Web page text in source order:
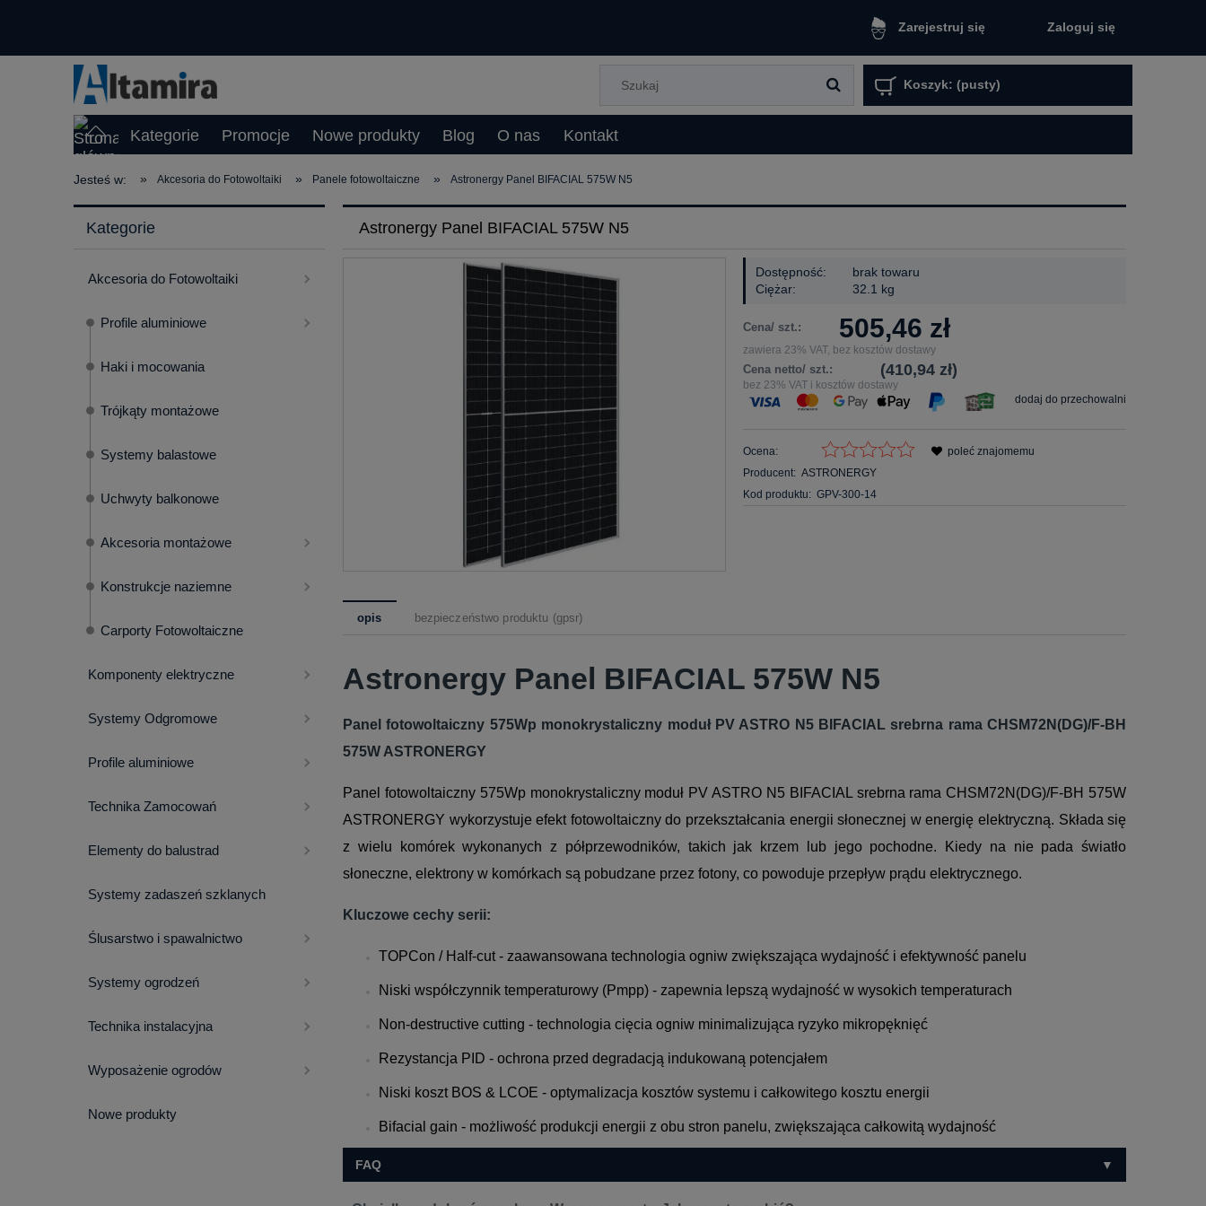
Zarejestruj się Zaloguj się
Koszyk: (pusty)
Kategorie Promocje Nowe produkty Blog O nas Kontakt
Jesteś w: » Akcesoria do Fotowoltaiki » Panele fotowoltaiczne » Astronergy Panel BIFACIAL 575W N5
Kategorie
Akcesoria do Fotowoltaiki
Profile aluminiowe
Haki i mocowania
Trójkąty montażowe
Systemy balastowe
Uchwyty balkonowe
Akcesoria montażowe
Konstrukcje naziemne
Carporty Fotowoltaiczne
Komponenty elektryczne
Systemy Odgromowe
Profile aluminiowe
Technika Zamocowań
Elementy do balustrad
Systemy zadaszeń szklanych
Ślusarstwo i spawalnictwo
Systemy ogrodzeń
Technika instalacyjna
Wyposażenie ogrodów
Nowe produkty
Astronergy Panel BIFACIAL 575W N5
Dostępność:
brak towaru
Ciężar:
32.1 kg
Cena/ szt.: 505,46 zł
zawiera 23% VAT, bez kosztów dostawy
Cena netto/ szt.: (410,94 zł)
bez 23% VAT i kosztów dostawy
dodaj do przechowalni
Ocena:
Producent: ASTRONERGY
Kod produktu: GPV-300-14
poleć znajomemu
opis bezpieczeństwo produktu (gpsr)
Astronergy Panel BIFACIAL 575W N5
Panel fotowoltaiczny 575Wp monokrystaliczny moduł PV ASTRO N5 BIFACIAL srebrna rama CHSM72N(DG)/F-BH
575W ASTRONERGY
Panel fotowoltaiczny 575Wp monokrystaliczny moduł PV ASTRO N5 BIFACIAL srebrna rama CHSM72N(DG)/F-BH 575W
ASTRONERGY wykorzystuje efekt fotowoltaiczny do przekształcania energii słonecznej w energię elektryczną. Składa się
z wielu komórek wykonanych z półprzewodników, takich jak krzem lub jego pochodne. Kiedy na nie pada światło
słoneczne, elektrony w komórkach są pobudzane przez fotony, co powoduje przepływ prądu elektrycznego.
Kluczowe cechy serii:
TOPCon / Half-cut - zaawansowana technologia ogniw zwiększająca wydajność i efektywność panelu
Niski współczynnik temperaturowy (Pmpp) - zapewnia lepszą wydajność w wysokich temperaturach
Non-destructive cutting - technologia cięcia ogniw minimalizująca ryzyko mikropęknięć
Rezystancja PID - ochrona przed degradacją indukowaną potencjałem
Niski koszt BOS & LCOE - optymalizacja kosztów systemu i całkowitego kosztu energii
Bifacial gain - możliwość produkcji energii z obu stron panelu, zwiększająca całkowitą wydajność
FAQ